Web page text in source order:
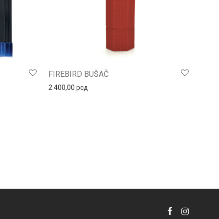
FIREBIRD BUŠAČ
2.400,00 рсд